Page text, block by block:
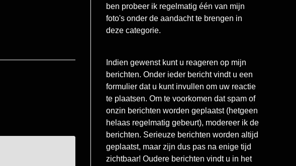
ben probeer ik regelmatig één van mijn
foto's onder de aandacht te brengen in
deze categorie.
Indien gewenst kunt u reageren op mijn
berichten. Onder ieder bericht vindt u een
formulier dat u kunt invullen om uw reactie
te plaatsen. Om te voorkomen dat spam of
onzin berichten worden geplaatst (hetgeen
helaas regelmatig gebeurt), modereer ik de
berichten. Serieuze berichten worden altijd
geplaatst, maar zijn dus pas na enige tijd
zichtbaar! Oudere berichten vindt u in het